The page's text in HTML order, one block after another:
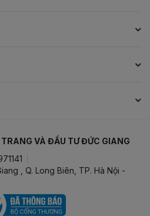
VÀ ĐẦU TƯ ĐỨC GIANG
, Q. Long Biên, TP. Hà Nội -